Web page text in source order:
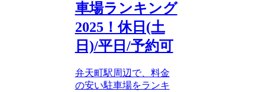
車場ランキング
2025！休日(土
日)/平日/予約可
弁天町駅周辺で、料金
の安い駐車場をランキ